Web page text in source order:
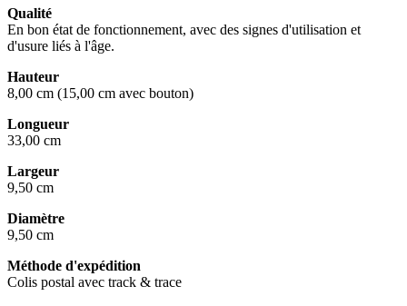
Qualité
En bon état de fonctionnement, avec des signes d'utilisation et
d'usure liés à l'âge.
Hauteur
8,00 cm (15,00 cm avec bouton)
Longueur
33,00 cm
Largeur
9,50 cm
Diamètre
9,50 cm
Méthode d'expédition
Colis postal avec track & trace